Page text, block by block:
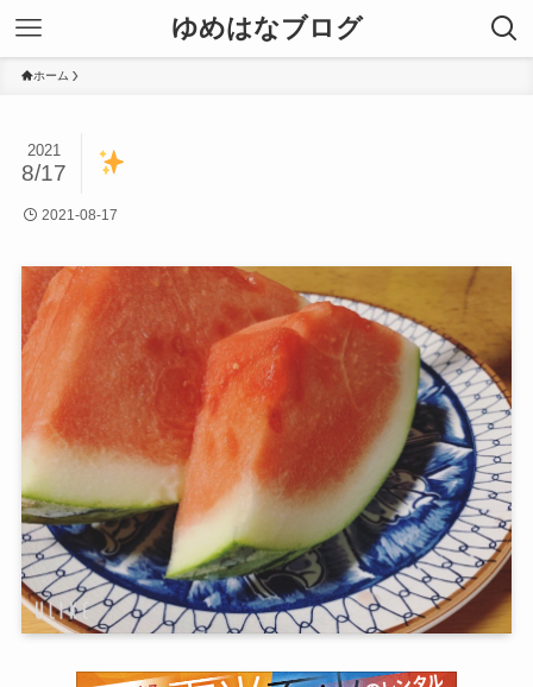
ゆめはなブログ
ホーム
2021
8/17
2021-08-17